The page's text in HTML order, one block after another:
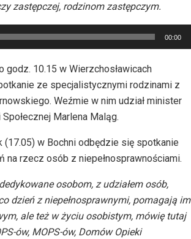
zastępczej, rodzinom zastępczym.
00:00
godz. 10.15 w Wierzchosławicach
ze specjalistycznymi rodzinami z
Weźmie w nim udział minister
Marlena Maląg.
(17.05) w Bochni odbędzie się spotkanie
na rzecz osób z niepełnosprawnościami.
osobom, z udziałem osób,
dzień z niepełnosprawnymi, pomagają im
ale też w życiu osobistym, mówię tutaj
ów, MOPS-ów, Domów Opieki